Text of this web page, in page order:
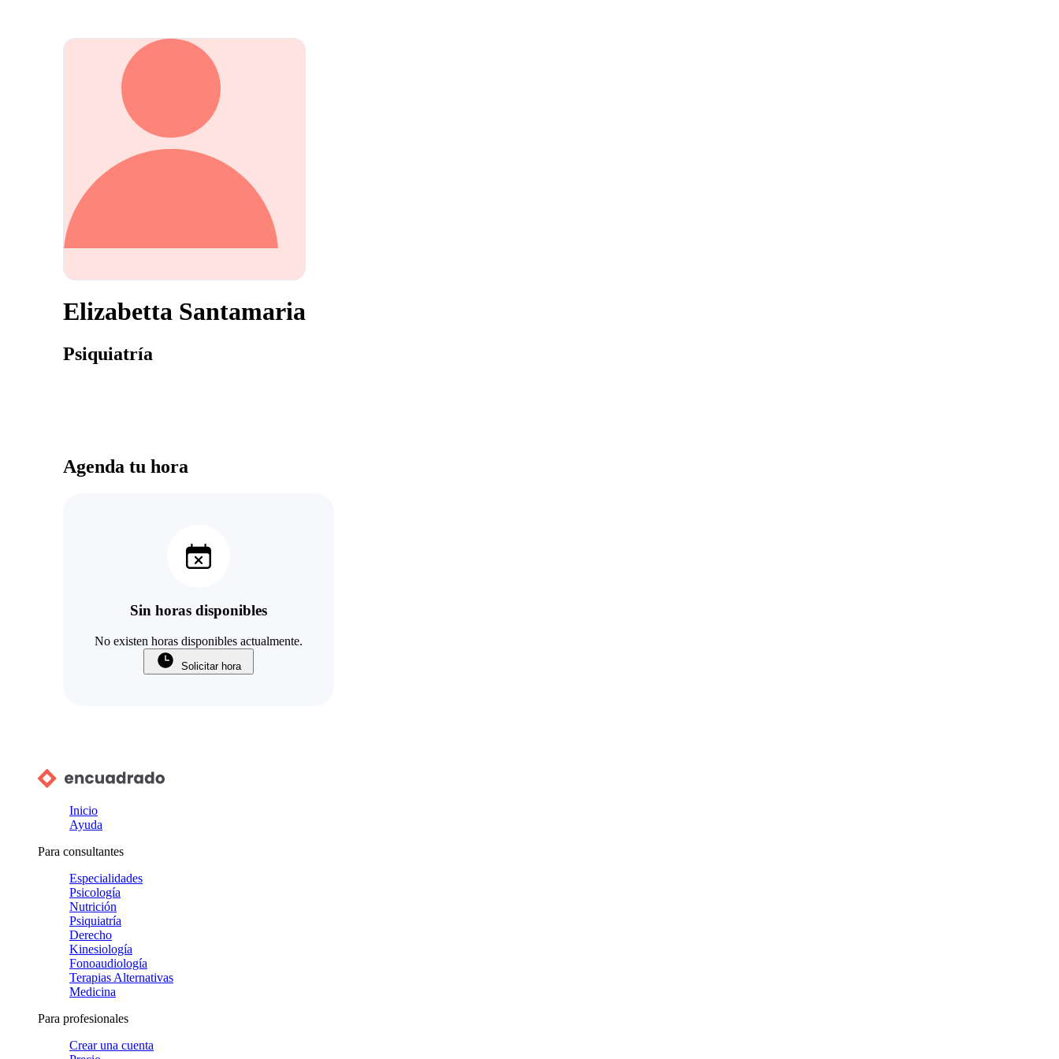
Elizabetta Santamaria
Psiquiatría
Agenda tu hora
Sin horas disponibles
No existen horas disponibles actualmente.
Solicitar hora
Inicio
Ayuda
Para consultantes
Especialidades
Psicología
Nutrición
Psiquiatría
Derecho
Kinesiología
Fonoaudiología
Terapias Alternativas
Medicina
Para profesionales
Crear una cuenta